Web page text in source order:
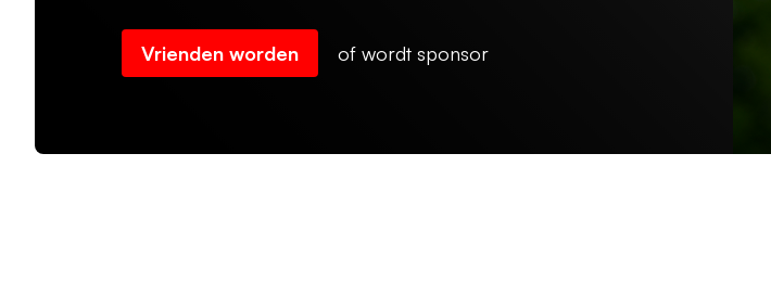
Vrienden worden of wordt sponsor